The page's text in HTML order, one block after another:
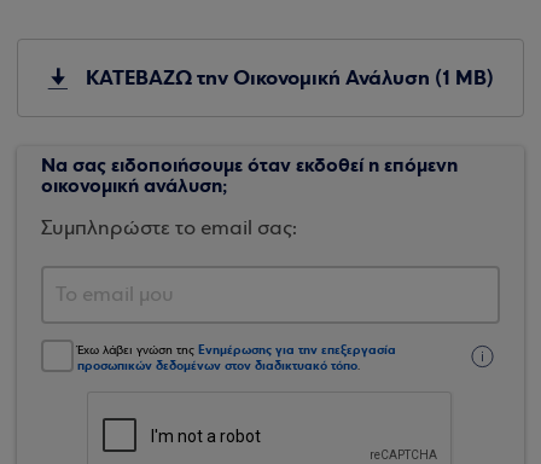
ΚΑΤΕΒΑΖΩ την Οικονομική Ανάλυση (1 MB)
Να σας ειδοποιήσουμε όταν εκδοθεί η επόμενη
οικονομική ανάλυση;
Συμπληρώστε το email σας:
Έχω λάβει γνώση της Ενημέρωσης για την επεξεργασία
προσωπικών δεδομένων στον διαδικτυακό τόπο.